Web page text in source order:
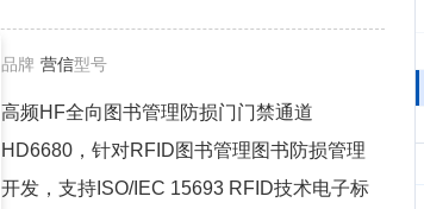
品牌 营信型号
高频HF全向图书管理防损门门禁通道
HD6680，针对RFID图书管理图书防损管理
开发，支持ISO/IEC 15693 RFID技术电子标